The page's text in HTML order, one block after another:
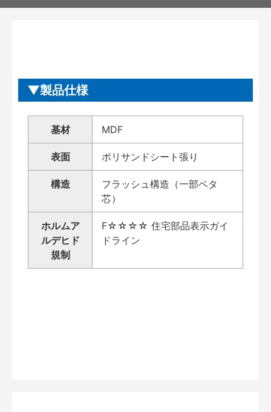
製品仕様
基材 MDF
表面 ポリサンドシート張り
構造
フラッシュ構造（一部ベタ
芯）
ホルムア
ルデヒド
規制
F☆☆☆☆ 住宅部品表示ガイ
ドライン